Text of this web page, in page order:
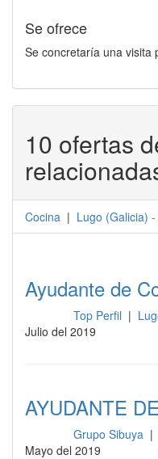
Se ofrece
Se concretaría una visita
10 ofertas
Cocina | Lugo (Galicia) -
Ayudante de
Top Perfil |
Julio del 2019
AYUDANTE
Grupo Sibuya |
Mayo del 2019